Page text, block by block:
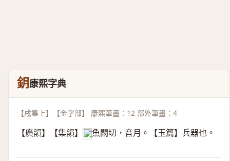
鈅康熙字典
【戌集上】【金字部】 康熙筆畫：12 部外筆畫：4
【廣韻】【集韻】 𠀤魚闕切，音月。【玉篇】兵器也。